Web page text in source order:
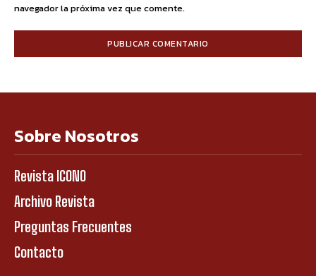
navegador la próxima vez que comente.
Sobre Nosotros
Revista ICONO
Archivo Revista
Preguntas Frecuentes
Contacto